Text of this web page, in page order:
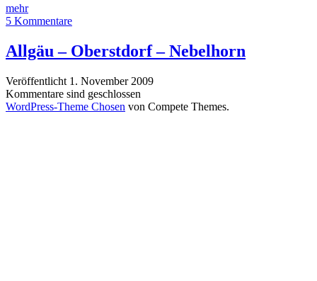
mehrGeisterzug…
5 Kommentare
Allgäu – Oberstdorf – Nebelhorn
Veröffentlicht 1. November 2009
Kommentare sind geschlossen
WordPress-Theme Chosen von Compete Themes.